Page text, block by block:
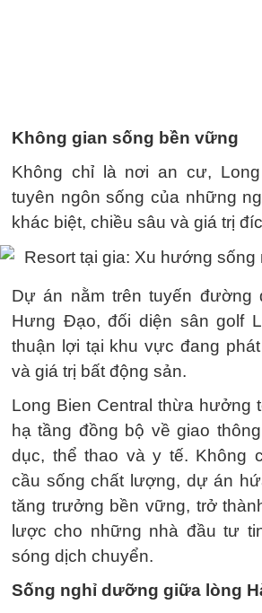
Không gian sống bền vững
Không chỉ là nơi an cư,
tuyên ngôn sống của những
khác biệt, chiều sâu và giá trị
Dự án nằm trên tuyến đường
Hưng Đạo, đối diện sân golf
thuận lợi tại khu vực đang
và giá trị bất động sản.
Long Bien Central thừa hưởng
hạ tầng đồng bộ về giao
dục, thể thao và y tế. Không
cầu sống chất lượng, dự án
tăng trưởng bền vững, trở
lược cho những nhà đầu tư
sóng dịch chuyển.
Sống nghỉ dưỡng giữa lòng